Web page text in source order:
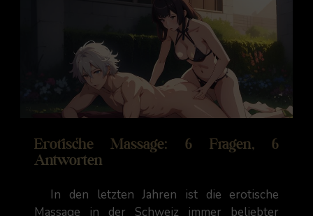
Erotische Massage: 6 Fragen, 6
Antworten
In den letzten Jahren ist die erotische
Massage in der Schweiz immer beliebter